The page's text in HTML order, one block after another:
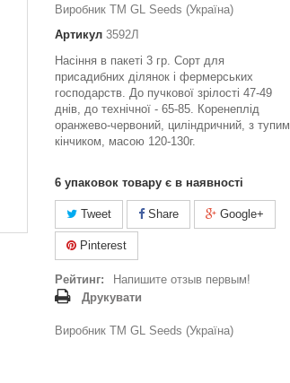
Виробник ТМ GL Seeds (Україна)
Артикул 3592Л
Насіння в пакеті 3 гр. Сорт для
присадибних ділянок і фермерських
господарств. До пучкової зрілості 47-49
днів, до технічної - 65-85. Коренеплід
оранжево-червоний, циліндричний, з тупим
кінчиком, масою 120-130г.
6 упаковок товару є в наявності
Tweet Share Google+
Pinterest
Рейтинг:
Напишите отзыв первым!
Друкувати
Виробник ТМ GL Seeds (Україна)